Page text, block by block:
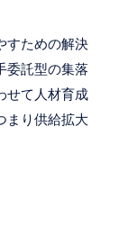
すための解決
委託型の集落
せて人材育成
まり供給拡大